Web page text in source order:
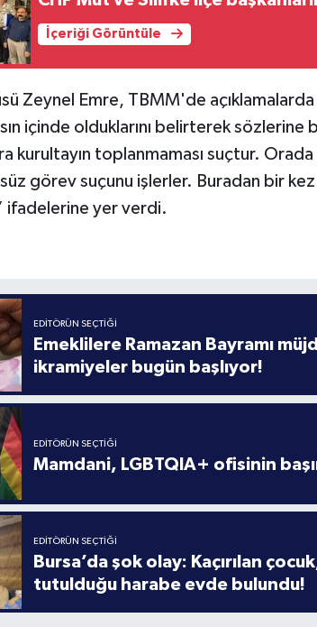
İçeriği Görüntüle
Zeynel Emre, TBMM'de
içinde olduklarını belirterek sözlerine
kurultayın toplanmaması suçtur.
görev suçunu işlerler. Buradan bir
ifadelerine yer verdi.
EDITÖRÜN SEÇTIĞI
Emeklilere Ramazan Bayramı
ikramiyeler bugün başlıyor!
EDITÖRÜN SEÇTIĞI
Mamdani, LGBTQIA+ ofisinin
EDITÖRÜN SEÇTIĞI
Bursa’da şok olay: Kaçırılan
tutulduğu harabe evde bulundu!